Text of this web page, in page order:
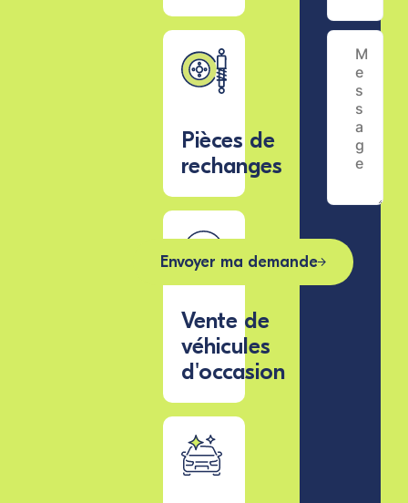
Pièces de
rechanges
Vente de
véhicules
d'occasion
Envoyer ma demande